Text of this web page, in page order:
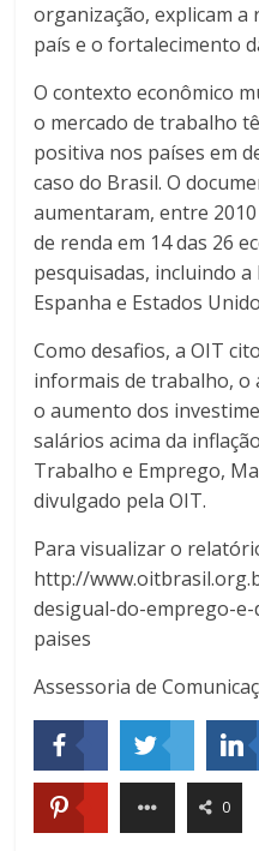
organização, explicam a
país e o fortalecimento
O contexto econômico
o mercado de trabalho
positiva nos países em
caso do Brasil. O
aumentaram, entre
de renda em 14 das 26
pesquisadas, incluindo a
Espanha e Estados
Como desafios, a OIT
informais de trabalho, o
o aumento dos
salários acima da
Trabalho e Emprego,
divulgado pela OIT.
Para visualizar o
http://
desigual-do-emprego-
paises
Assessoria de
0